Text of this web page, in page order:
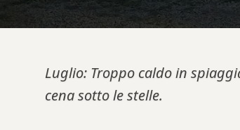
Luglio: Troppo caldo in
cena sotto le stelle.